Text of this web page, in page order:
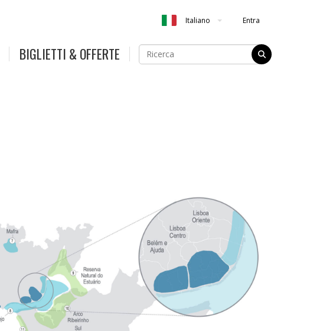
Italiano Entra
BIGLIETTI & OFFERTE